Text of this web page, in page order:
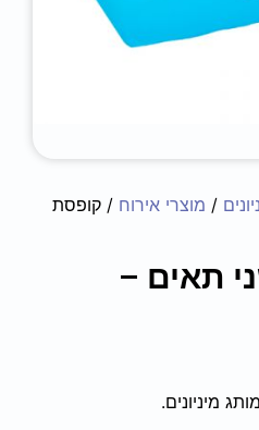
/ מוצרי אירוח / קופסת
תאים –
מיניונים.